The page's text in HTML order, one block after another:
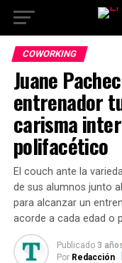
COWORKING
Juane
entrenador
carisma
polifacético
El couch ante la
de sus alumnos junto
para alcanzar un
acorde a cada edad o
Publicado 3
Por Redacción